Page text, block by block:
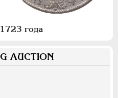
года
AUCTION